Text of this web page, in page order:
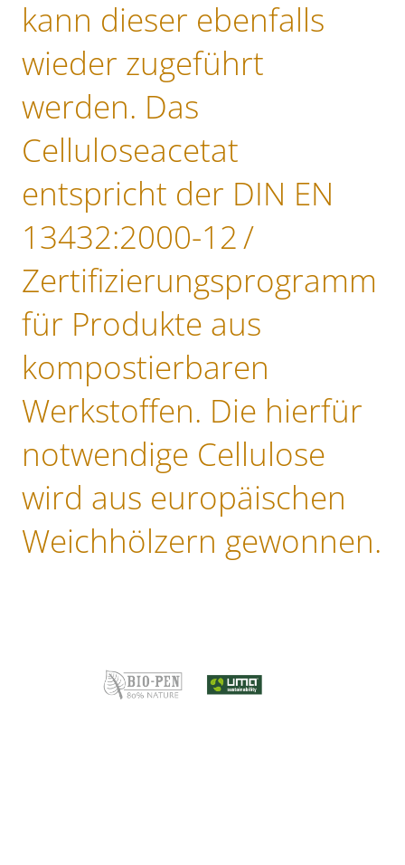
kann dieser ebenfalls
wieder zugeführt
werden. Das
Celluloseacetat
entspricht der DIN EN
13432:2000-12 /
Zertifizierungsprogramm
für Produkte aus
kompostierbaren
Werkstoffen. Die hierfür
notwendige Cellulose
wird aus europäischen
Weichhölzern gewonnen.